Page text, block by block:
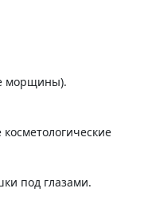
морщины).
под глазами.